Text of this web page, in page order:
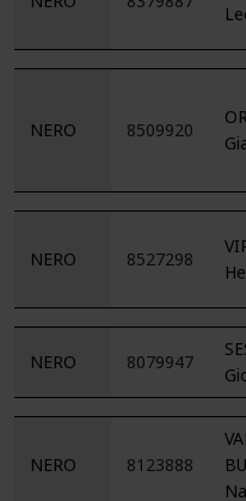
NERO 8509920
NERO 8527298
NERO 8079947
NERO 8123888